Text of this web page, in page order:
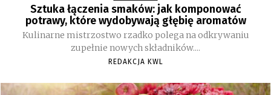
Sztuka łączenia smaków: jak komponować
potrawy, które wydobywają głębię aromatów
Kulinarne mistrzostwo rzadko polega na odkrywaniu
zupełnie nowych składników....
REDAKCJA KWL